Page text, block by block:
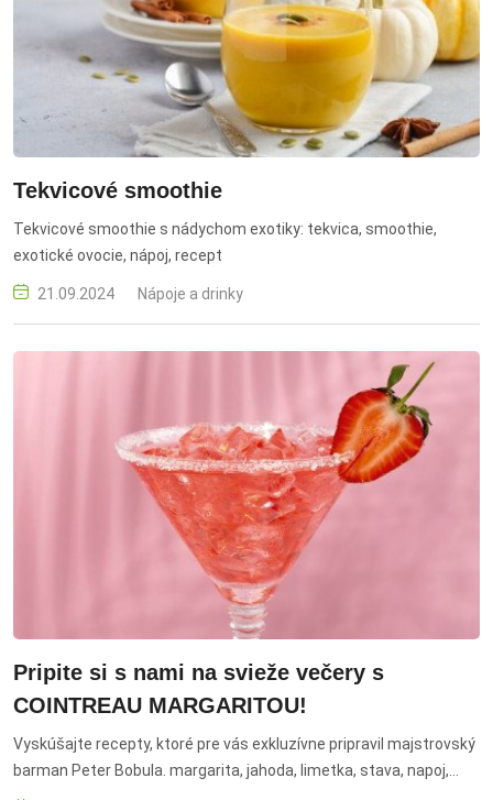
Tekvicové smoothie
Tekvicové smoothie s nádychom exotiky: tekvica, smoothie,
exotické ovocie, nápoj, recept
21.09.2024 Nápoje a drinky
Pripite si s nami na svieže večery s
COINTREAU MARGARITOU!
Vyskúšajte recepty, ktoré pre vás exkluzívne pripravil majstrovský
barman Peter Bobula. margarita, jahoda, limetka, stava, napoj,